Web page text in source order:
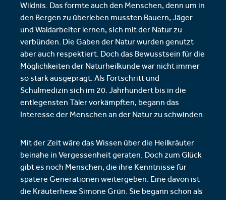
Wildnis. Das formte auch den Menschen, denn um in
den Bergen zu überleben mussten Bauern, Jäger
und Waldarbeiter lernen, sich mit der Natur zu
verbünden. Die Gaben der Natur wurden genutzt
aber auch respektiert. Doch das Bewusstsein für die
Möglichkeiten der Naturheilkunde war nicht immer
so stark ausgeprägt. Als Fortschritt und
Schulmedizin sich im 20. Jahrhundert bis in die
entlegensten Täler vorkämpften, begann das
Interesse der Menschen an der Natur zu schwinden.
Mit der Zeit wäre das Wissen über die Heilkräuter
beinahe in Vergessenheit geraten. Doch zum Glück
gibt es noch Menschen, die ihre Kenntnisse für
spätere Generationen weitergeben. Eine davon ist
die Kräuterhexe Simone Grün. Sie begann schon als